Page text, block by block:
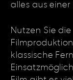
alles aus einer
Nutzen Sie
klassische